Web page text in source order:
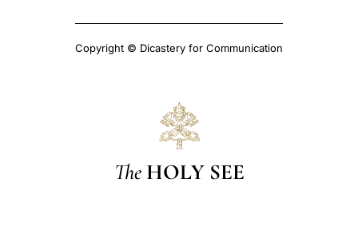
Copyright © Dicastery for Communication
The HOLY SEE